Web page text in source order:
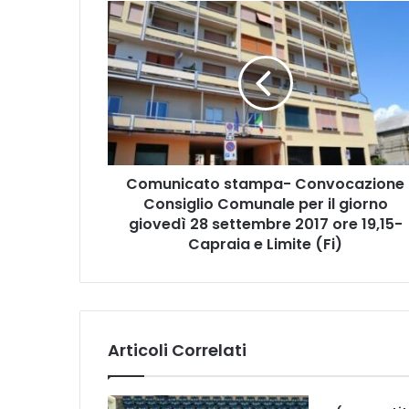
C
o
m
u
n
i
c
a
t
-
o
n
v
Comunicato stampa- Convocazione
Consiglio Comunale per il giorno
giovedì 28 settembre 2017 ore 19,15-
Capraia e Limite (Fi)
Articoli Correlati